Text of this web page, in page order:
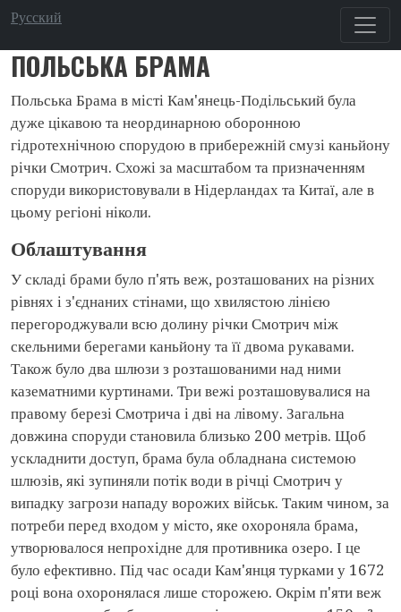
Перейти до основного вмісту
Русский
ПОЛЬСЬКА БРАМА
Польська Брама в місті Кам'янець-Подільський була
дуже цікавою та неординарною оборонною
гідротехнічною спорудою в прибережній смузі каньйону
річки Смотрич. Схожі за масштабом та призначенням
споруди використовували в Нідерландах та Китаї, але в
цьому регіоні ніколи.
Облаштування
У складі брами було п'ять веж, розташованих на різних
рівнях і з'єднаних стінами, що хвилястою лінією
перегороджували всю долину річки Смотрич між
скельними берегами каньйону та її двома рукавами.
Також було два шлюзи з розташованими над ними
казематними куртинами. Три вежі розташовувалися на
правому березі Смотрича і дві на лівому. Загальна
довжина споруди становила близько 200 метрів. Щоб
ускладнити доступ, брама була обладнана системою
шлюзів, які зупиняли потік води в річці Смотрич у
випадку загрози нападу ворожих військ. Таким чином, за
потреби перед входом у місто, яке охороняла брама,
утворювалося непрохідне для противника озеро. І це
було ефективно. Під час осади Кам'янця турками у 1672
році вона охоронялася лише сторожею. Окрім п'яти веж